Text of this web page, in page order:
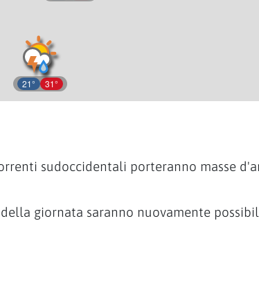
21° 31°
sudoccidentali porteranno masse
giornata saranno nuovamente